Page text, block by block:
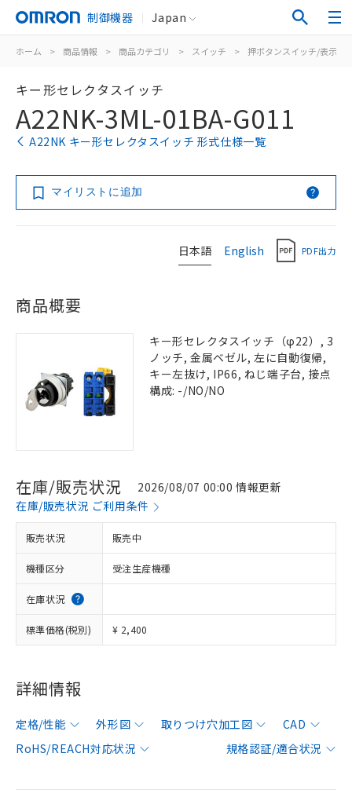
制御機器 Japan
ホーム > 商品情報 > 商品カテゴリ > スイッチ > 押ボタンスイッチ/表示灯
キー形セレクタスイッチ
A22NK-3ML-01BA-G011
A22NK キー形セレクタスイッチ 形式仕様一覧
マイリストに追加
日本語 English PDF出力
商品概要
キー形セレクタスイッチ（φ22）, 3
ノッチ, 金属ベゼル, 左に自動復帰,
キー左抜け, IP66, ねじ端子台, 接点
構成: -/NO/NO
在庫/販売状況
2026/08/07 00:00 情報更新
在庫/販売状況 ご利用条件
販売状況 販売中
機種区分 受注生産機種
在庫状況
標準価格(税別) ¥ 2,400
詳細情報
定格/性能 外形図 取りつけ穴加工図
CAD
RoHS/REACH対応状況
規格認証/適合状況